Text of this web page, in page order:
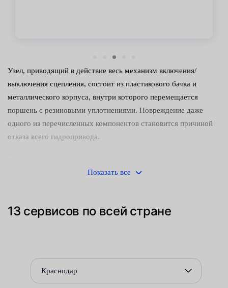
Узел, приводящий в действие весь механизм включения/
выключения сцепления, состоит из пластикового бачка и
металлического корпуса, внутри которого перемещается
поршень с резиновыми уплотнениями. Повреждение даже
одного из перечисленных компонентов становится причиной
отказа всего гидропривода.
снижение уровня жидкости в бачке;
Если ремонт цилиндра невозможен, следует полностью
Оперативно вернуть автомобиль в строй вы сможете,
воспользовавшись услугой, которую предоставляют
Показать все
13 сервисов по всей стране
Краснодар